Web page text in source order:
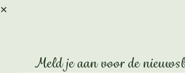
Meld je aan voor de